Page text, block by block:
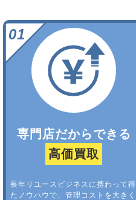
専門店だからできる
高価買取
長年リユースビジネスに携わって得
たノウハウで、管理コストを大きく